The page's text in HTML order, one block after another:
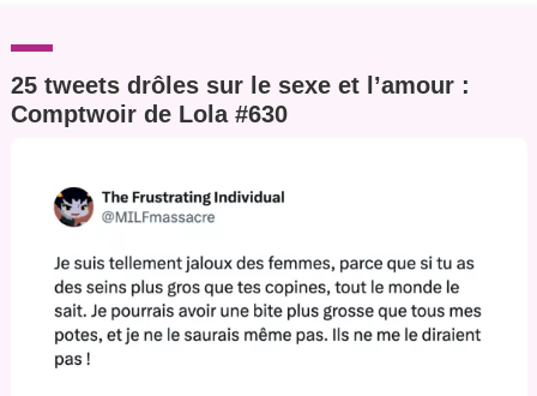
25 tweets drôles sur le sexe et l’amour :
Comptwoir de Lola #630